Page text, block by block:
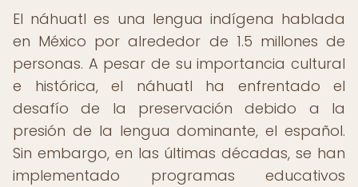
El náhuatl es una lengua indígena hablada
en México por alrededor de 1.5 millones de
personas. A pesar de su importancia cultural
e histórica, el náhuatl ha enfrentado el
desafío de la preservación debido a la
presión de la lengua dominante, el español.
Sin embargo, en las últimas décadas, se han
implementado programas educativos